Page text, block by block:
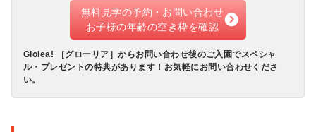
無料見学の予約・お問い合わせ
お子様の年齢の空き枠を確認
Glolea! ［グローリア］からお問い合わせ後のご入園でスペシャ
ル・プレゼントの特典があります！お気軽にお問い合わせくださ
い。